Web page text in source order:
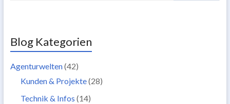
Blog Kategorien
Agenturwelten(42)
Kunden & Projekte(28)
Technik & Infos (14)